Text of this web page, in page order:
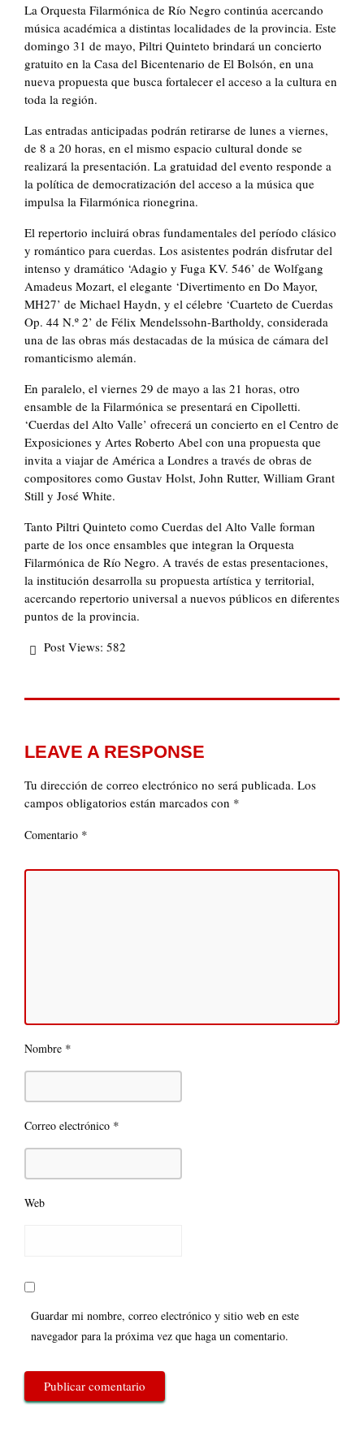
La Orquesta Filarmónica de Río Negro continúa acercando
música académica a distintas localidades de la provincia. Este
domingo 31 de mayo, Piltri Quinteto brindará un concierto
gratuito en la Casa del Bicentenario de El Bolsón, en una
nueva propuesta que busca fortalecer el acceso a la cultura en
toda la región.
Las entradas anticipadas podrán retirarse de lunes a viernes,
de 8 a 20 horas, en el mismo espacio cultural donde se
realizará la presentación. La gratuidad del evento responde a
la política de democratización del acceso a la música que
impulsa la Filarmónica rionegrina.
El repertorio incluirá obras fundamentales del período clásico
y romántico para cuerdas. Los asistentes podrán disfrutar del
intenso y dramático ‘Adagio y Fuga KV. 546’ de Wolfgang
Amadeus Mozart, el elegante ‘Divertimento en Do Mayor,
MH27’ de Michael Haydn, y el célebre ‘Cuarteto de Cuerdas
Op. 44 N.º 2’ de Félix Mendelssohn-Bartholdy, considerada
una de las obras más destacadas de la música de cámara del
romanticismo alemán.
En paralelo, el viernes 29 de mayo a las 21 horas, otro
ensamble de la Filarmónica se presentará en Cipolletti.
‘Cuerdas del Alto Valle’ ofrecerá un concierto en el Centro de
Exposiciones y Artes Roberto Abel con una propuesta que
invita a viajar de América a Londres a través de obras de
compositores como Gustav Holst, John Rutter, William Grant
Still y José White.
Tanto Piltri Quinteto como Cuerdas del Alto Valle forman
parte de los once ensambles que integran la Orquesta
Filarmónica de Río Negro. A través de estas presentaciones,
la institución desarrolla su propuesta artística y territorial,
acercando repertorio universal a nuevos públicos en diferentes
puntos de la provincia.
Post Views: 582
LEAVE A RESPONSE
Tu dirección de correo electrónico no será publicada. Los
campos obligatorios están marcados con *
Comentario *
Nombre *
Correo electrónico *
Web
Guardar mi nombre, correo electrónico y sitio web en este
navegador para la próxima vez que haga un comentario.